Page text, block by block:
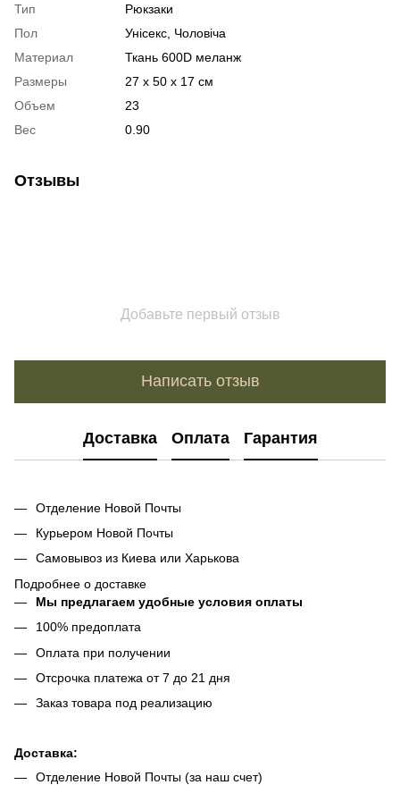
Тип
Рюкзаки
Пол
Унісекс, Чоловіча
Материал
Ткань 600D меланж
Размеры
27 x 50 x 17 см
Объем
23
Вес
0.90
Отзывы
Добавьте первый отзыв
Написать отзыв
Доставка Оплата Гарантия
Отделение Новой Почты
Курьером Новой Почты
Самовывоз из Киева или Харькова
Подробнее о доставке
Мы предлагаем удобные условия оплаты
100% предоплата
Оплата при получении
Отсрочка платежа от 7 до 21 дня
Заказ товара под реализацию
Доставка:
Отделение Новой Почты (за наш счет)